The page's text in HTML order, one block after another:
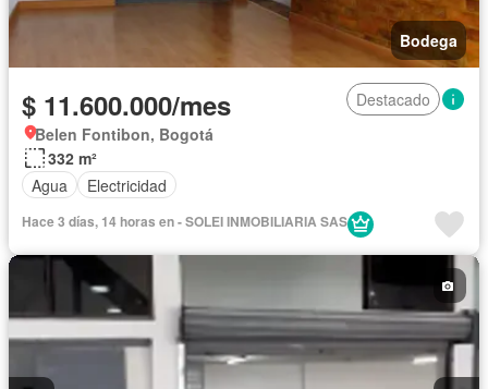
Bodega
$ 11.600.000/mes
Destacado
Belen Fontibon, Bogotá
332 m²
Agua
Electricidad
Hace 3 días, 14 horas en - SOLEI INMOBILIARIA SAS